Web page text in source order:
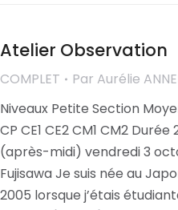
Atelier Observation
COMPLET Par Aurélie
Niveaux Petite Section
CP CE1 CE2 CM1 CM2
(après-midi) vendredi 3
Fujisawa Je suis née au
2005 lorsque j’étais